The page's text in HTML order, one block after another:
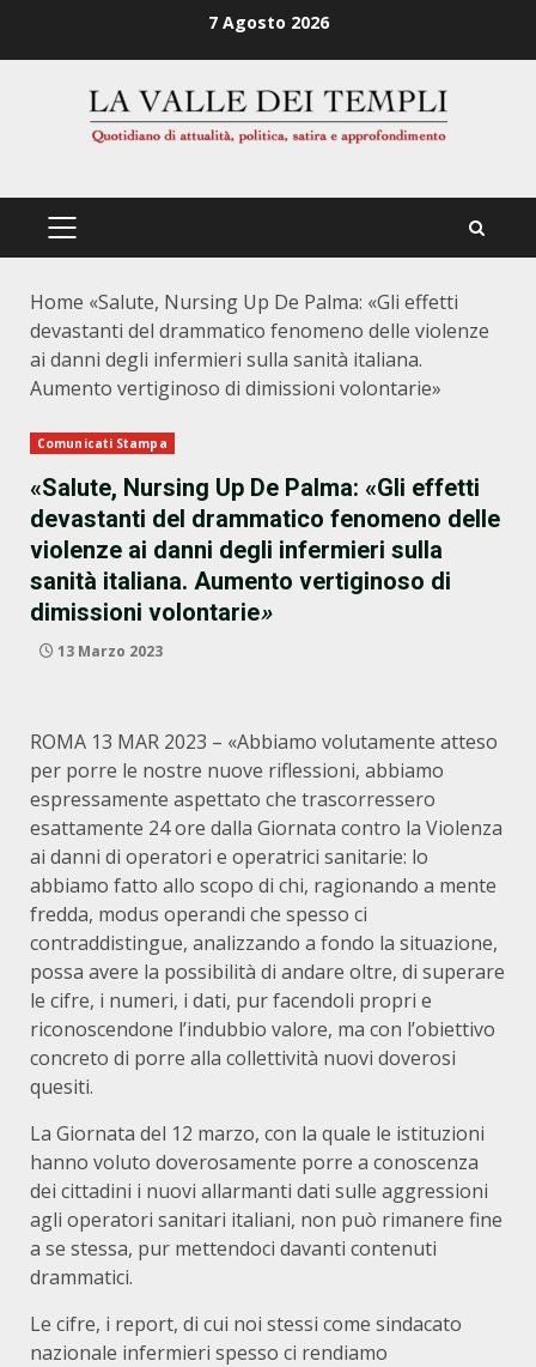
7 Agosto 2026
PRIMÄRES
Home «Salute, Nursing Up De Palma: «Gli effetti
devastanti del drammatico fenomeno delle violenze
ai danni degli infermieri sulla sanità italiana.
Aumento vertiginoso di dimissioni volontarie»
Comunicati Stampa
«Salute, Nursing Up De Palma: «Gli effetti
devastanti del drammatico fenomeno delle
violenze ai danni degli infermieri sulla
sanità italiana. Aumento vertiginoso di
dimissioni volontarie»
13 Marzo 2023
ROMA 13 MAR 2023 – «Abbiamo volutamente atteso
per porre le nostre nuove riflessioni, abbiamo
espressamente aspettato che trascorressero
esattamente 24 ore dalla Giornata contro la Violenza
ai danni di operatori e operatrici sanitarie: lo
abbiamo fatto allo scopo di chi, ragionando a mente
fredda, modus operandi che spesso ci
contraddistingue, analizzando a fondo la situazione,
possa avere la possibilità di andare oltre, di superare
le cifre, i numeri, i dati, pur facendoli propri e
riconoscendone l’indubbio valore, ma con l’obiettivo
concreto di porre alla collettività nuovi doverosi
quesiti.
La Giornata del 12 marzo, con la quale le istituzioni
hanno voluto doverosamente porre a conoscenza
dei cittadini i nuovi allarmanti dati sulle aggressioni
agli operatori sanitari italiani, non può rimanere fine
a se stessa, pur mettendoci davanti contenuti
drammatici.
Le cifre, i report, di cui noi stessi come sindacato
nazionale infermieri spesso ci rendiamo